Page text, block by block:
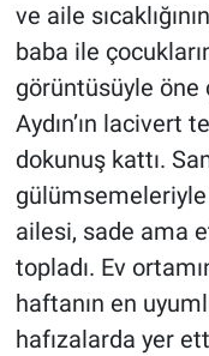
ve aile
baba ile
görüntüsüyle öne
Aydın’ın
dokunuş kattı.
gülümsemeleriyle
ailesi, sade ama
topladı. Ev
haftanın en
hafızalarda yer